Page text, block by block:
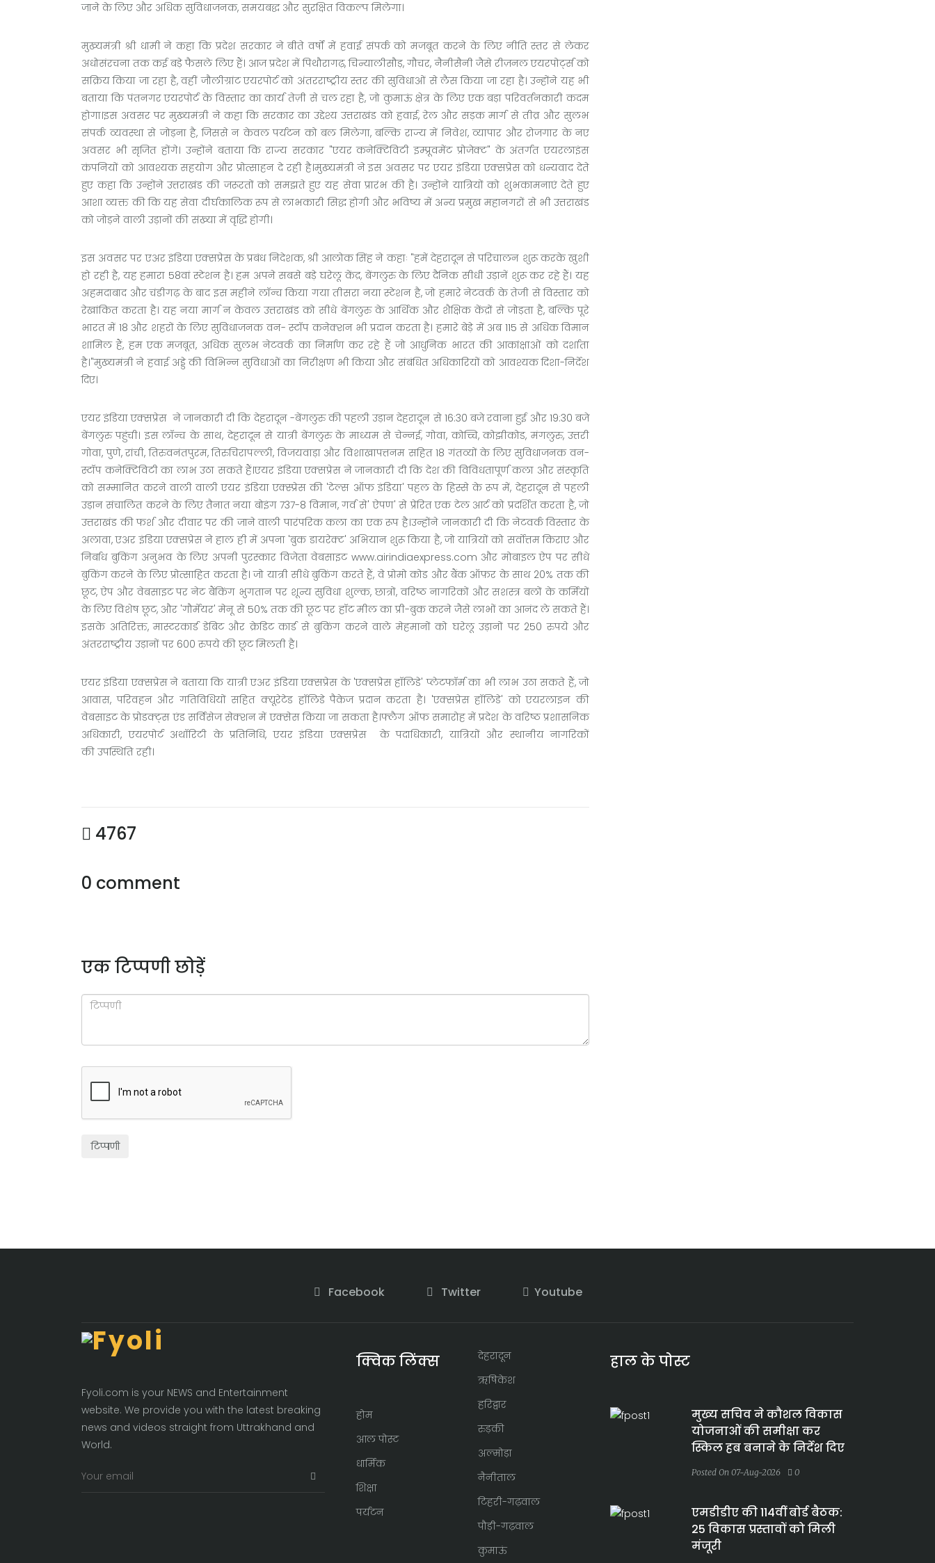
जाने के लिए और अधिक सुविधाजनक, समयबद्ध और सुरक्षित विकल्प मिलेगा।
मुख्यमंत्री श्री धामी ने कहा कि प्रदेश सरकार ने बीते वर्षों में हवाई संपर्क को मजबूत करने के लिए नीति स्तर से लेकर
अधोसंरचना तक कई बड़े फैसले लिए हैं। आज प्रदेश में पिथौरागढ़, चिन्यालीसौड़, गौचर, नैनीसैनी जैसे रीज़नल एयरपोर्ट्स को
सक्रिय किया जा रहा है, वहीं जौलीग्रांट एयरपोर्ट को अंतरराष्ट्रीय स्तर की सुविधाओं से लैस किया जा रहा है। उन्होंने यह भी
बताया कि पंतनगर एयरपोर्ट के विस्तार का कार्य तेज़ी से चल रहा है, जो कुमाऊं क्षेत्र के लिए एक बड़ा परिवर्तनकारी कदम
होगा।इस अवसर पर मुख्यमंत्री ने कहा कि सरकार का उद्देश्य उत्तराखंड को हवाई, रेल और सड़क मार्ग से तीव्र और सुलभ
संपर्क व्यवस्था से जोड़ना है, जिससे न केवल पर्यटन को बल मिलेगा, बल्कि राज्य में निवेश, व्यापार और रोजगार के नए
अवसर भी सृजित होंगे। उन्होंने बताया कि राज्य सरकार "एयर कनेक्टिविटी इम्प्रूवमेंट प्रोजेक्ट" के अंतर्गत एयरलाइंस
कंपनियों को आवश्यक सहयोग और प्रोत्साहन दे रही है।मुख्यमंत्री ने इस अवसर पर एयर इंडिया एक्सप्रेस को धन्यवाद देते
हुए कहा कि उन्होंने उत्तराखंड की जरूरतों को समझते हुए यह सेवा प्रारंभ की है। उन्होंने यात्रियों को शुभकामनाएं देते हुए
आशा व्यक्त की कि यह सेवा दीर्घकालिक रूप से लाभकारी सिद्ध होगी और भविष्य में अन्य प्रमुख महानगरों से भी उत्तराखंड
को जोड़ने वाली उड़ानों की संख्या में वृद्धि होगी।
इस अवसर पर एअर इंडिया एक्सप्रेस के प्रबंध निदेशक, श्री आलोक सिंह ने कहाः "हमें देहरादून से परिचालन शुरू करके खुशी
हो रही है, यह हमारा 58वां स्टेशन है। हम अपने सबसे बड़े घरेलू केंद्र, बेंगलुरु के लिए दैनिक सीधी उड़ानें शुरू कर रहे हैं। यह
अहमदाबाद और चंडीगढ़ के बाद इस महीने लॉन्च किया गया तीसरा नया स्टेशन है, जो हमारे नेटवर्क के तेजी से विस्तार को
रेखांकित करता है। यह नया मार्ग न केवल उत्तराखंड को सीधे बेंगलुरु के आर्थिक और शैक्षिक केंद्रों से जोड़ता है, बल्कि पूरे
भारत में 18 और शहरों के लिए सुविधाजनक वन- स्टॉप कनेक्शन भी प्रदान करता है। हमारे बेड़े में अब 115 से अधिक विमान
शामिल हैं, हम एक मजबूत, अधिक सुलभ नेटवर्क का निर्माण कर रहे हैं जो आधुनिक भारत की आकांक्षाओं को दर्शाता
है।"मुख्यमंत्री ने हवाई अड्डे की विभिन्न सुविधाओं का निरीक्षण भी किया और संबंधित अधिकारियों को आवश्यक दिशा-निर्देश
दिए।
एयर इंडिया एक्सप्रेस ने जानकारी दी कि देहरादून -बेंगलुरु की पहली उड़ान देहरादून से 16:30 बजे रवाना हुई और 19:30 बजे
बेंगलुरु पहुंची। इस लॉन्च के साथ, देहरादून से यात्री बेंगलुरु के माध्यम से चेन्नई, गोवा, कोच्चि, कोझीकोड, मंगलुरु, उत्तरी
गोवा, पुणे, रांची, तिरुवनंतपुरम, तिरुचिरापल्ली, विजयवाड़ा और विशाखापत्तनम सहित 18 गंतव्यों के लिए सुविधाजनक वन-
स्टॉप कनेक्टिविटी का लाभ उठा सकते हैं।एयर इंडिया एक्सप्रेस ने जानकारी दी कि देश की विविधतापूर्ण कला और संस्कृति
को सम्मानित करने वाली वाली एयर इंडिया एक्स्प्रेस की 'टेल्स ऑफ इंडिया' पहल के हिस्से के रूप में, देहरादून से पहली
उड़ान संचालित करने के लिए तैनात नया बोइंग 737-8 विमान, गर्व से' ऐपण' से प्रेरित एक टेल आर्ट को प्रदर्शित करता है, जो
उत्तराखंड की फर्श और दीवार पर की जाने वाली पारंपरिक कला का एक रूप है।उन्होंने जानकारी दी कि नेटवर्क विस्तार के
अलावा, एअर इंडिया एक्सप्रेस ने हाल ही में अपना 'बुक डायरेक्ट' अभियान शुरू किया है, जो यात्रियों को सर्वोत्तम किराए और
निर्बाध बुकिंग अनुभव के लिए अपनी पुरस्कार विजेता वेबसाइट www.airindiaexpress.com और मोबाइल ऐप पर सीधे
बुकिंग करने के लिए प्रोत्साहित करता है। जो यात्री सीधे बुकिंग करते हैं, वे प्रोमो कोड और बैंक ऑफ़र के साथ 20% तक की
छूट, ऐप और वेबसाइट पर नेट बैंकिंग भुगतान पर शून्य सुविधा शुल्क, छात्रों, वरिष्ठ नागरिकों और सशस्त्र बलों के कर्मियों
के लिए विशेष छूट, और 'गौर्मेयर' मेनू से 50% तक की छूट पर हॉट मील का प्री-बुक करने जैसे लाभों का आनंद ले सकते हैं।
इसके अतिरिक्त, मास्टरकार्ड डेबिट और क्रेडिट कार्ड से बुकिंग करने वाले मेहमानों को घरेलू उड़ानों पर 250 रुपये और
अंतरराष्ट्रीय उड़ानों पर 600 रुपये की छूट मिलती है।
एयर इंडिया एक्सप्रेस ने बताया कि यात्री एअर इंडिया एक्सप्रेस के 'एक्सप्रेस हॉलिडे' प्लेटफॉर्म का भी लाभ उठा सकते हैं, जो
आवास, परिवहन और गतिविधियों सहित क्यूरेटेड हॉलिडे पैकेज प्रदान करता है। 'एक्सप्रेस हॉलिडे' को एयरलाइन की
वेबसाइट के प्रोडक्ट्स एंड सर्विसेज सेक्शन में एक्सेस किया जा सकता है।फ्लैग ऑफ समारोह में प्रदेश के वरिष्ठ प्रशासनिक
अधिकारी, एयरपोर्ट अथॉरिटी के प्रतिनिधि, एयर इंडिया एक्सप्रेस के पदाधिकारी, यात्रियों और स्थानीय नागरिकों
की उपस्थिति रही।
4767
0 comment
एक टिप्पणी छोड़ें
Facebook Twitter Youtube
Fyoli.com is your NEWS and Entertainment
website. We provide you with the latest breaking
news and videos straight from Uttrakhand and
World.
क्विक लिंक्स
होम
आल पोस्ट
धार्मिक
शिक्षा
पर्यटन
देहरादून
ऋषिकेश
हरिद्वार
रुड़की
अल्मोड़ा
नैनीताल
टिहरी-गढ़वाल
पौड़ी-गढ़वाल
कुमाऊं
हाल के पोस्ट
मुख्य सचिव ने कौशल विकास
योजनाओं की समीक्षा कर
स्किल हब बनाने के निर्देश दिए
Posted On 07-Aug-2026 0
एमडीडीए की 114वीं बोर्ड बैठक:
25 विकास प्रस्तावों को मिली
मंजूरी